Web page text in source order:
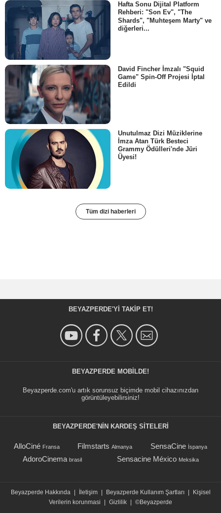
Hafta Sonu Dijital Platform
Rehberi: "Son Ev", "The
Shards", "Muhteşem Marty" ve
diğerleri...
David Fincher İmzalı "Squid
Game" Spin-Off Projesi İptal
Edildi
Unutulmaz Dizi Müziklerine
İmza Atan Türk Besteci
Grammy Ödülleri'nde Jüri
Üyesi!
Tüm dizi haberleri
BEYAZPERDE'YI TAKIP ET!
BEYAZPERDE MOBILDE!
Beyazperde.com'u artık sorunsuz biçimde mobil cihazınızdan
görüntüleyebilirsiniz!
BEYAZPERDE'NIN KARDEŞ SİTELERİ
AlloCiné Fransa Filmstarts Almanya SensaCine İspanya
AdoroCinema brasil Sensacine México Meksika
Beyazperde Hakkında | İletişim | Beyazperde Kullanım Şartları |
Kişisel
Verilerin korunmasi
| Gizlilik | ©Beyazperde